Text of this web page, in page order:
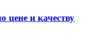
и качеству